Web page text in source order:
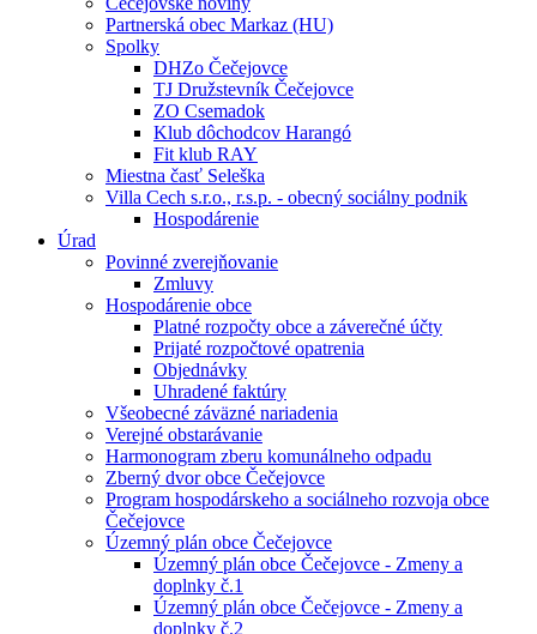
Partnerská obec Markaz (HU)
Spolky
DHZo Čečejovce
TJ Družstevník Čečejovce
ZO Csemadok
Klub dôchodcov Harangó
Fit klub RAY
Miestna časť Seleška
Villa Cech s.r.o., r.s.p. - obecný sociálny podnik
Hospodárenie
Úrad
Povinné zverejňovanie
Zmluvy
Hospodárenie obce
Platné rozpočty obce a záverečné účty
Prijaté rozpočtové opatrenia
Objednávky
Uhradené faktúry
Všeobecné záväzné nariadenia
Verejné obstarávanie
Harmonogram zberu komunálneho odpadu
Zberný dvor obce Čečejovce
Program hospodárskeho a sociálneho rozvoja obce
Čečejovce
Územný plán obce Čečejovce
Územný plán obce Čečejovce - Zmeny a
doplnky č.1
Územný plán obce Čečejovce - Zmeny a
doplnky č.2